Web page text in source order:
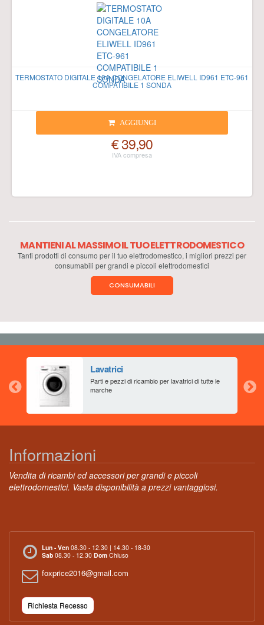
TERMOSTATO DIGITALE 10A CONGELATORE ELIWELL ID961 ETC-961
COMPATIBILE 1 SONDA
AGGIUNGI
€ 39,90
MANTIENI AL MASSIMO IL TUO ELETTRODOMESTICO
Tanti prodotti di consumo per il tuo elettrodomestico, i migliori prezzi per
consumabili per grandi e piccoli elettrodomestici
CONSUMABILI
Lavatrici
Parti e pezzi di ricambio per lavatrici di tutte le
marche
Informazioni
Vendita di ricambi ed accessori per grandi e piccoli
elettrodomestici. Vasta disponibilità a prezzi vantaggiosi.
Lun - Ven 08.30 - 12.30 | 14.30 - 18-30
Sab 08.30 - 12.30 Dom Chiuso
foxprice2016@gmail.com
Richiesta Recesso